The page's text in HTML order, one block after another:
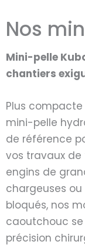
Nos
Mini-pelle
chantiers
Plus
mini-pelle
de référence
vos travaux de
engins de
chargeuses
bloqués, nos
caoutchouc
précision